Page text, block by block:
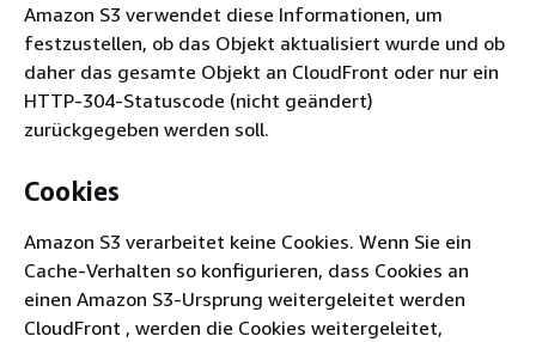
Amazon S3 verwendet diese Informationen, um
festzustellen, ob das Objekt aktualisiert wurde und ob
daher das gesamte Objekt an CloudFront oder nur ein
HTTP-304-Statuscode (nicht geändert)
zurückgegeben werden soll.
Cookies
Amazon S3 verarbeitet keine Cookies. Wenn Sie ein
Cache-Verhalten so konfigurieren, dass Cookies an
einen Amazon S3-Ursprung weitergeleitet werden
CloudFront , werden die Cookies weitergeleitet,